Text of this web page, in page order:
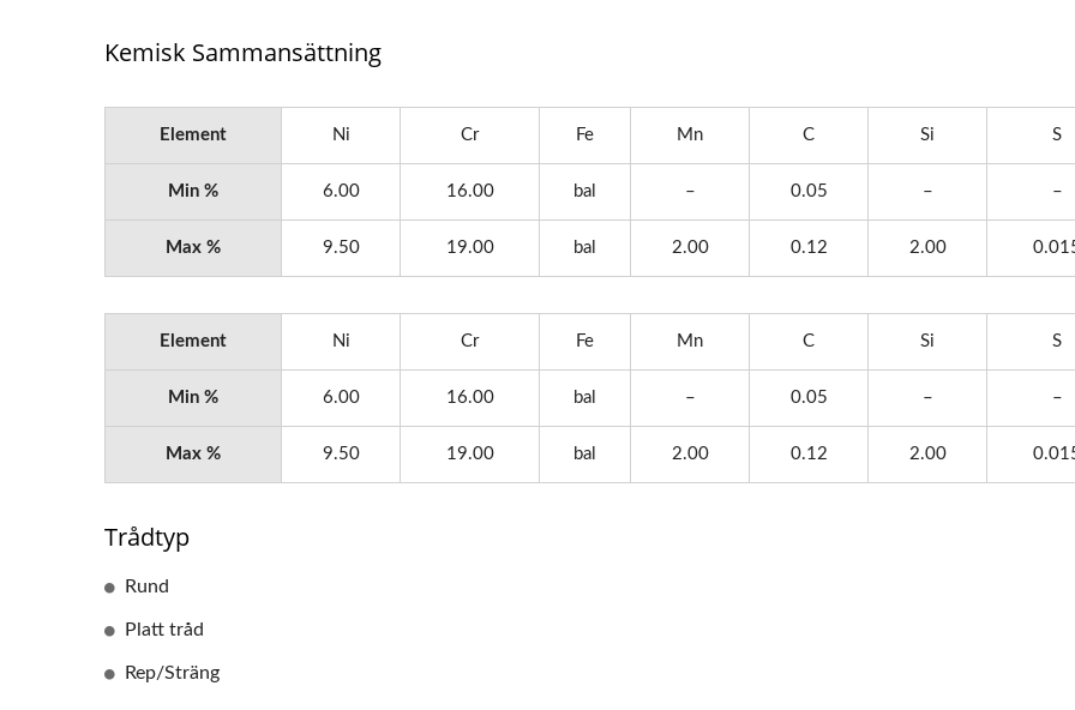
Kemisk Sammansättning
Element Ni Cr Fe Mn C Si S
Min % 6.00 16.00 bal – 0.05 – –
Max % 9.50 19.00 bal 2.00 0.12 2.00
Element Ni Cr Fe Mn C Si S
Min % 6.00 16.00 bal – 0.05 – –
Max % 9.50 19.00 bal 2.00 0.12 2.00
Trådtyp
Rund
Platt tråd
Rep/Sträng